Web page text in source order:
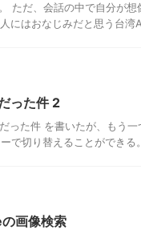
ただ、会話の中で自分が
にはおなじみだと思う台湾
った件 2
った件 を書いたが、もう
で切り替えることができ
画像検索